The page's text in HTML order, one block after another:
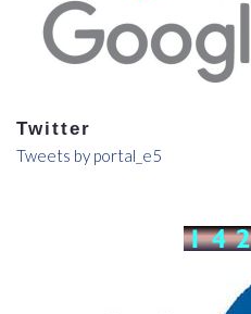
Twitter
Tweets by portal_e5